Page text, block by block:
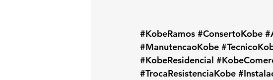
#KobeRamos #ConsertoKobe
#ManutencaoKobe
#KobeResidencial
#TrocaResistenciaKobe